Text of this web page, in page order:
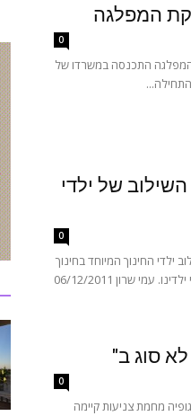
המפלגה
0
המפלגה התכנסה במשרדו של
של ילדי
0
החינוך המיוחד בחינוך
הרגיל. תלונות רבות של הורים: משרד החינוך מתעלם מצרכי ילדינו. עמי שרון 06/12/2011
סוג ב"
0
מחמת צניעות קיימה